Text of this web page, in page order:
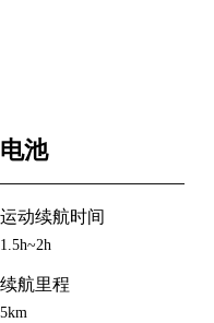
电池
运动续航时间
1.5h~2h
续航里程
5km